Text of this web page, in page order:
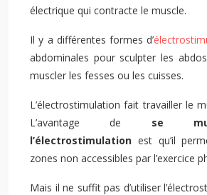
électrique qui contracte le muscle.
Il y a différentes formes d’
abdominales pour sculpter les
muscler les fesses ou les cuisses.
L’électrostimulation fait travailler le
L’avantage de se
l’électrostimulation est qu’il
zones non accessibles par l’exercice
Mais il ne suffit pas d’utiliser